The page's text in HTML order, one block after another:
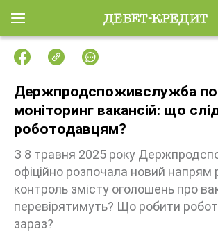
Держпродспоживслужба
моніторинг вакансій: що
роботодавцям?
З 8 травня 2025 року
офіційно розпочала новий напрям
контроль змісту оголошень про
перевірятимуть? Що робити
зараз?